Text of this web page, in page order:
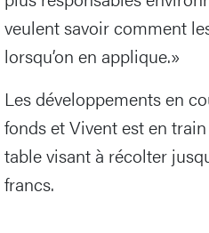
veulent savoir comment
lorsqu’on en applique.»
Les développements en
fonds et Vivent est en
table visant à récolter
francs.